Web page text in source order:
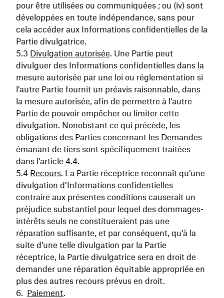
pour être utilisées ou communiquées ; ou (iv) sont
développées en toute indépendance, sans pour
cela accéder aux Informations confidentielles de la
Partie divulgatrice.
Divulgation autorisée. Une Partie peut
divulguer des Informations confidentielles dans la
mesure autorisée par une loi ou réglementation si
l’autre Partie fournit un préavis raisonnable, dans
la mesure autorisée, afin de permettre à l’autre
Partie de pouvoir empêcher ou limiter cette
divulgation. Nonobstant ce qui précède, les
obligations des Parties concernant les Demandes
émanant de tiers sont spécifiquement traitées
dans l’article 4.4.
Recours. La Partie réceptrice reconnaît qu’une
divulgation d’Informations confidentielles
contraire aux présentes conditions causerait un
préjudice substantiel pour lequel des dommages-
intérêts seuls ne constitueraient pas une
réparation suffisante, et par conséquent, qu’à la
suite d’une telle divulgation par la Partie
réceptrice, la Partie divulgatrice sera en droit de
demander une réparation équitable appropriée en
plus des autres recours prévus en droit.
Paiement.